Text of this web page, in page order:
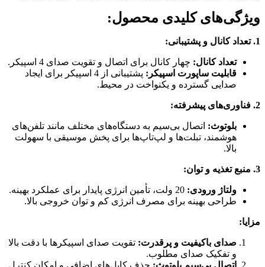
ویژگی‌های کلیدی محصول:
1. تعداد کانال و پشتیبانی:
تعداد کانال: چهار کانال برای اتصال و تقویت صدای 4 اسپیکر.
قابلیت ساپورت اسپیکر:
پشتیبانی از 4 اسپیکر برای ایجاد
صدایی گسترده و یکنواخت در محیط.
2. فناوری‌های پیشرفته:
بلوتوث: اتصال بی‌سیم به دستگاه‌های مختلف مانند تلفن‌های
هوشمند، تبلت‌ها و لپ‌تاپ‌ها برای پخش موسیقی با سهولت
بالا.
3. منبع تغذیه و توان:
ولتاژ ورودی:
طراحی بهینه برای مصرف انرژی کم و توان خروجی بالا.
مزایا:
صدای باکیفیت و پرقدرت: تقویت صدای اسپیکرها با دقت بالا
و تفکیک صدای مطلوب.
اتصال بی‌سیم بلوتوث: حذف کابل‌های اضافی و امکان کنترل